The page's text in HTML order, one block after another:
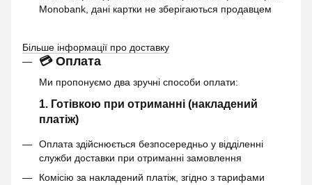
Monobank, дані картки не зберігаються продавцем
Більше інформації про доставку
💳 Оплата
Ми пропонуємо два зручні способи оплати:
1. Готівкою при отриманні (накладений
платіж)
Оплата здійснюється безпосередньо у відділенні
служби доставки при отриманні замовлення
Комісію за накладений платіж, згідно з тарифами